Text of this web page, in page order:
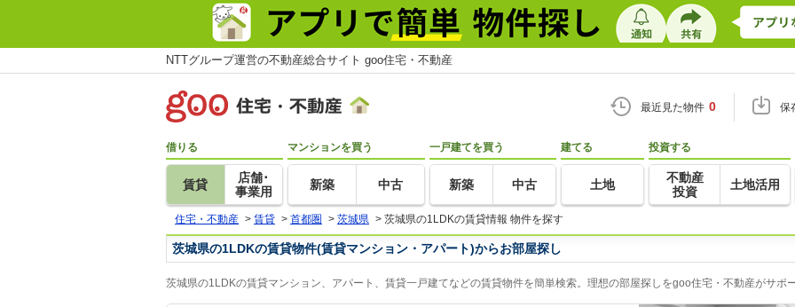
NTTグループ運営の不動産総合サイト goo住宅・不動産
最近見た物件 0 保
借りる
賃貸
店舗･
事業用
マンションを買う
新築 中古
一戸建てを買う
新築 中古
建てる
土地
投資する
不動産
投資
土地活用
住宅・不動産 > 賃貸 > 首都圏 > 茨城県 > 茨城県の1LDKの賃貸情報 物件を探す
茨城県の1LDKの賃貸物件(賃貸マンション・アパート)からお部屋探し
茨城県の1LDKの賃貸マンション、アパート、賃貸一戸建てなどの賃貸物件を簡単検索。理想の部屋探しをgoo住宅・不動産がサポー